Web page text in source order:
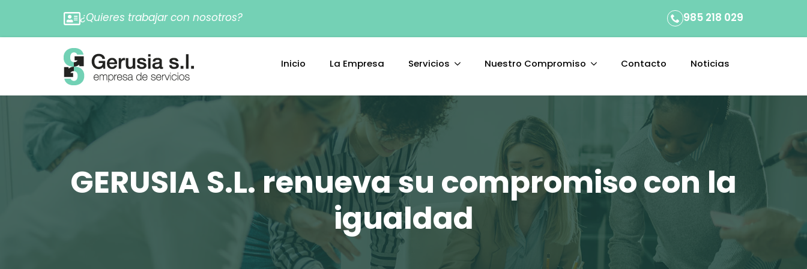
¿Quieres trabajar con nosotros? 985 218 029
Inicio La Empresa Servicios Nuestro Compromiso Contacto Noticias
GERUSIA S.L. renueva su compromiso con la
igualdad